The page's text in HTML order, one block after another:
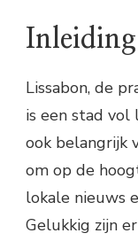
Inleiding
Lissabon, de
is een stad vol
ook belangrijk
om op de
lokale nieuws
Gelukkig zijn